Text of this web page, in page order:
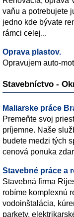
vaňu a potrebujete
jedno kde bývate
rámci celej...
Oprava plastov.
Opravujem auto-
Stavebníctvo -
Maliarske práce
Premeňte svoj
príjemne. Naše
budete medzi tých
cenová ponuka
Stavebné práce a
Stavebná firma
robíme komplexnú
vodoinštalácia,
parkety,